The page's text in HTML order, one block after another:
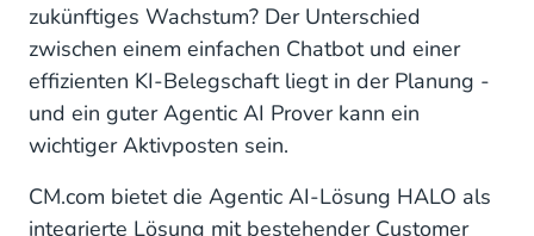
zukünftiges Wachstum? Der Unterschied
zwischen einem einfachen Chatbot und einer
effizienten KI-Belegschaft liegt in der Planung -
und ein guter Agentic AI Prover kann ein
wichtiger Aktivposten sein.
CM.com bietet die Agentic AI-Lösung HALO als
integrierte Lösung mit bestehender Customer